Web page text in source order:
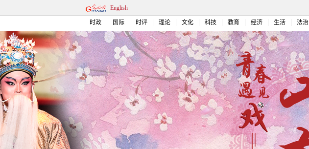
English
时政 国际 时评 理论 文化 科技 教育 经济 生活 法治